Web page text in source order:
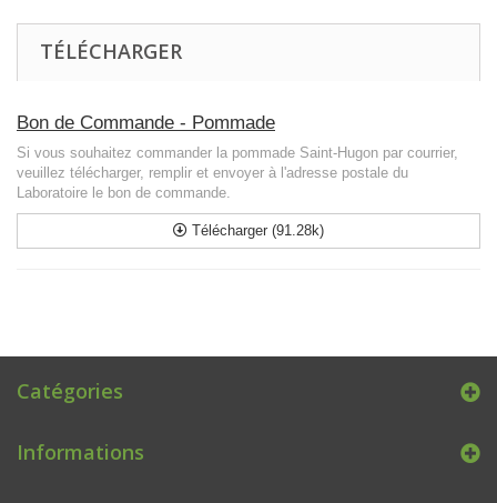
TÉLÉCHARGER
Bon de Commande - Pommade
Si vous souhaitez commander la pommade Saint-Hugon par courrier,
veuillez télécharger, remplir et envoyer à l'adresse postale du
Laboratoire le bon de commande.
Télécharger (91.28k)
Catégories
Informations